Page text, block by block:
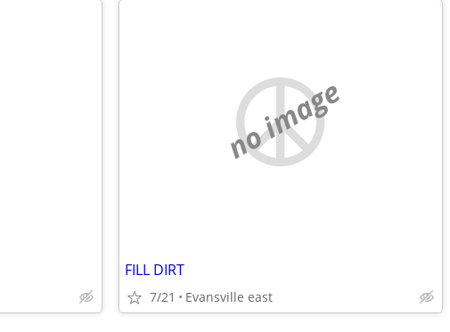
no image
FILL DIRT
7/21 Evansville east